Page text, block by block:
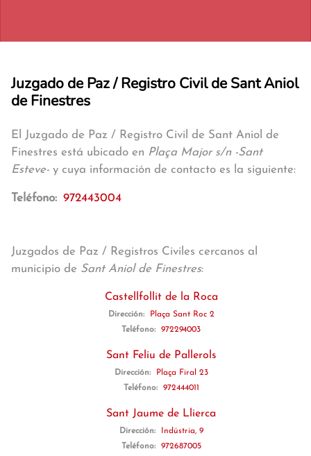
Juzgado de Paz / Registro Civil de Sant Aniol
de Finestres
El Juzgado de Paz / Registro Civil de Sant Aniol de
Finestres está ubicado en Plaça Major s/n -Sant
Esteve- y cuya información de contacto es la siguiente:
Teléfono: 972443004
Juzgados de Paz / Registros Civiles cercanos al
municipio de Sant Aniol de Finestres:
Castellfollit de la Roca
Dirección:
Plaça Sant Roc 2
Teléfono:
972294003
Sant Feliu de Pallerols
Dirección:
Plaça Firal 23
Teléfono:
972444011
Sant Jaume de Llierca
Dirección:
Indústria, 9
Teléfono:
972687005